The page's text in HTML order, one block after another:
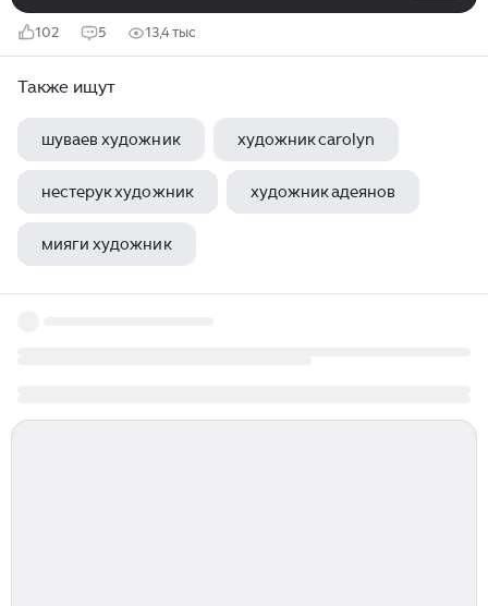
102 5 13,4 тыс
Также ищут
шуваев художник художник carolyn
нестерук художник художник адеянов
мияги художник